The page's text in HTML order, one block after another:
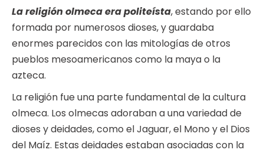
La religión olmeca era politeísta, estando por ello
formada por numerosos dioses, y guardaba
enormes parecidos con las mitologías de otros
pueblos mesoamericanos como la maya o la
azteca.
La religión fue una parte fundamental de la cultura
olmeca. Los olmecas adoraban a una variedad de
dioses y deidades, como el Jaguar, el Mono y el Dios
del Maíz. Estas deidades estaban asociadas con la